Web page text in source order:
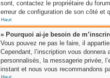
sont, contactez le propriétaire du
erreur de configuration de son côté et
Haut
» Pourquoi ai-je besoin de
Vous pouvez ne pas le faire, il
Cependant, l’inscription vous
personnalisés, la messagerie privée,
instant et nous vous recommandons
Haut